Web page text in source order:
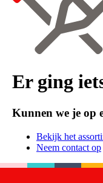
Er ging
Kunnen we je op
Bekijk het
Neem contact op